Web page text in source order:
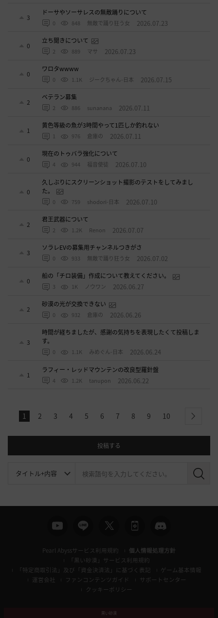
3
ドーサやソーサレスの無敵踊りについて
0 848 無敵で踊り狂う女 2026.07.23
0
立ち聞きについて
2 889 マサ 2026.07.23
0
ワロタwwww
0 1.1K ジークちゃん-日本 2026.07.15
2
ベテラン募集
2 886 sunanana 2026.07.11
1
黄色等級の魚が3時間やって1匹しか釣れない
1 976 倉庫の 2026.07.11
0
現在のトゥバラ強化について
4 944 福音使徒 2026.07.10
0
久しぶりにスクリーンショット撮影のテストをしてみまし
た。
0 759 shodori-日本 2026.07.10
2
君王武器について
2 1.2K Renon 2026.07.07
3
ソラレEVの募集用チャンネルつきがさ
0 933 無敵で踊り狂う女 2026.07.02
0
船の「チロ装備」作成について教えてください。
3 1K ノウワン 2026.06.27
2
砂漠の光が交換できない
0 932 倉庫の 2026.06.26
3
時間が経ちましたが、感謝の気持ちを表現したくて投稿しま
す。
0 1.1K みめぐん-日本 2026.06.24
1
ラフィー・レッドマウンテンの改良型羅針盤
4 1.2K tanupon 2026.06.22
1 2 3 4 5 6 7 8 9 10 next
投稿する
検
Pearl Abyssサービス利用規約
個人情報処理方針
「黒い砂漠」サービス利用規約
「特定商取引法」及び「資金決済法」に基づく表記
ゲーム基本情報
運営会社
ファンコンテンツガイド
サポートセンター
クッキーポリシー
黒い砂漠